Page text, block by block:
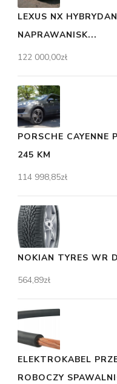
LEXUS NX
NAPRAWANISK...
122 000,00zł
PORSCHE CAYENNE
245 KM
114 998,85zł
NOKIAN TYRES WR
564,89zł
ELEKTROKABEL
ROBOCZY